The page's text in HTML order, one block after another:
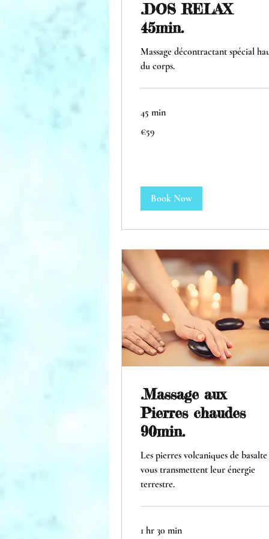
.DOS RELAX
45min.
Massage décontractant spécial
du corps.
45 min
euros
€59
Book Now
.Massage aux
Pierres chaudes
90min.
Les pierres volcaniques de basalte
vous transmettent leur énergie
terrestre.
1 hr 30 min